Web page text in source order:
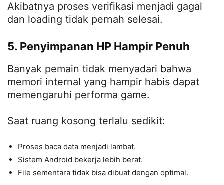
Akibatnya proses verifikasi menjadi gagal
dan loading tidak pernah selesai.
5. Penyimpanan HP Hampir Penuh
Banyak pemain tidak menyadari bahwa
memori internal yang hampir habis dapat
memengaruhi performa game.
Saat ruang kosong terlalu sedikit:
Proses baca data menjadi lambat.
Sistem Android bekerja lebih berat.
File sementara tidak bisa dibuat dengan optimal.